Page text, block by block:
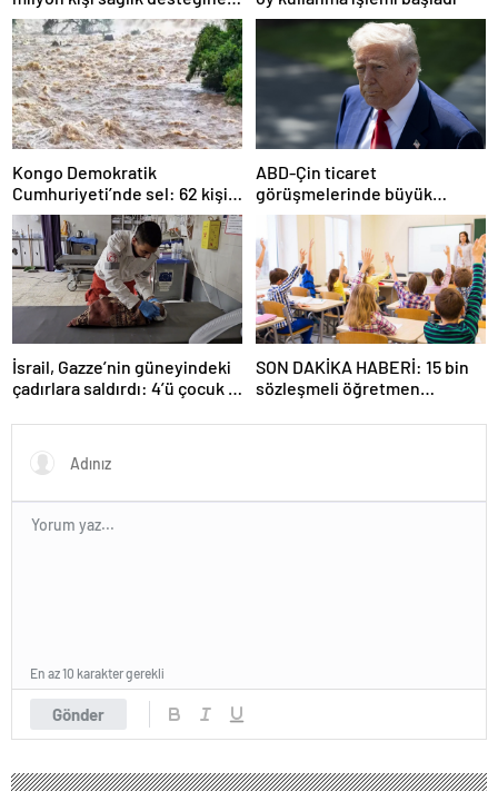
ihtiyaç duyuyor
Kongo Demokratik
Cumhuriyeti’nde sel: 62 kişi
hayatını kaybetti
ABD-Çin ticaret
görüşmelerinde büyük
ilerleme
İsrail, Gazze’nin güneyindeki
çadırlara saldırdı: 4’ü çocuk 8
SON DAKİKA HABERİ: 15 bin
sözleşmeli öğretmen
kazanan adaylar açıklandı
Gönder
En az 10 karakter gerekli